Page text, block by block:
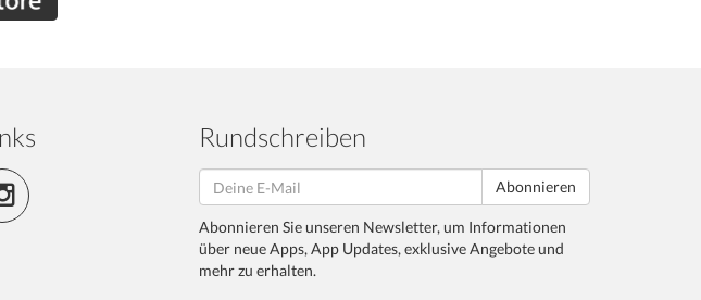
Rundschreiben
Abonnieren
Abonnieren Sie unseren Newsletter, um Informationen
über neue Apps, App Updates, exklusive Angebote und
mehr zu erhalten.